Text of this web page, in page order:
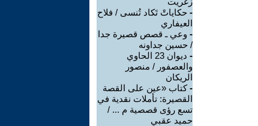
- حكاياتْ تَكاد تُنسى / فلاح
العيفاري
- وعي ـ قصص قصيرة جدا
/ حسين جداونه
-
ديوان 23 الحاوي
والعصفور / منصور
الريكان
-كتاب «عين على القصة
القصيرة: تأملات نقدية في
تسع رؤى قصصية م ... /
حميد عقبي